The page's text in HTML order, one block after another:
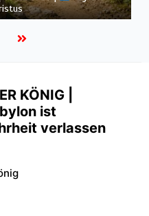
Alltag
KÖNIG |
ist
verlassen